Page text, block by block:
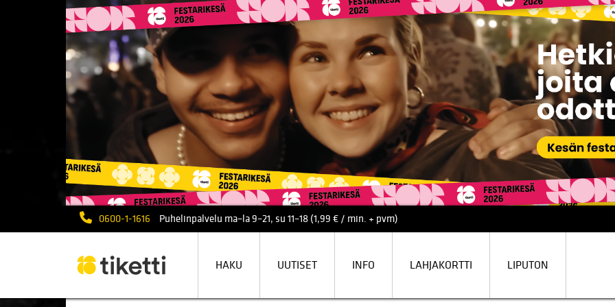
0600-1-1616 Puhelinpalvelu ma–la 9–21, su 11–18 (1,99 € / min. + pvm)
HAKU UUTISET INFO LAHJAKORTTI LIPUTON